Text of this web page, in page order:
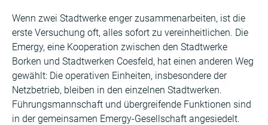
Wenn zwei Stadtwerke enger zusammenarbeiten, ist die
erste Versuchung oft, alles sofort zu vereinheitlichen. Die
Emergy, eine Kooperation zwischen den Stadtwerke
Borken und Stadtwerken Coesfeld, hat einen anderen Weg
gewählt: Die operativen Einheiten, insbesondere der
Netzbetrieb, bleiben in den einzelnen Stadtwerken.
Führungsmannschaft und übergreifende Funktionen sind
in der gemeinsamen Emergy-Gesellschaft angesiedelt.